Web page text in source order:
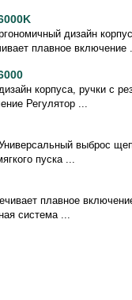
дизайн
плавное включение
корпуса, ручки с
Регулятор ...
выброс
пуска ...
плавное
система ...